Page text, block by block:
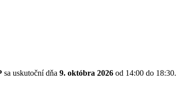
sa uskutoční dňa 9. októbra 2026 od 14:00 do 18:30.